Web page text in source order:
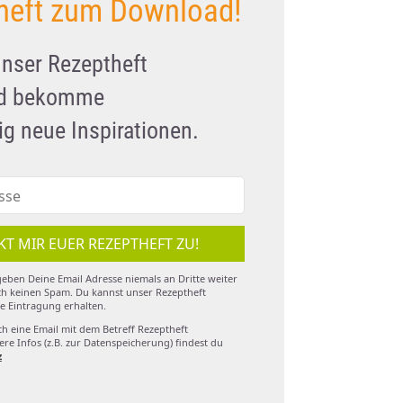
zum Download!
Rezeptheft
bekomme
neue Inspirationen.
MIR EUER REZEPTHEFT ZU!
Deine Email Adresse niemals an Dritte weiter
keinen Spam. Du kannst unser Rezeptheft
Eintragung erhalten.
eine Email mit dem Betreff Rezeptheft
Infos (z.B. zur Datenspeicherung) findest du